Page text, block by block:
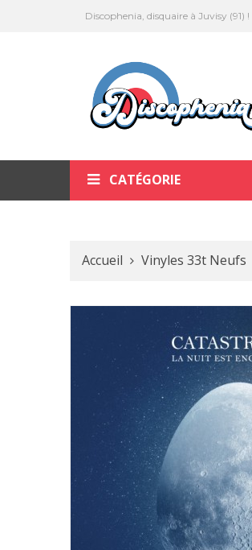
Discophenia, disquaire à Juvisy (91) !
CATÉGORIE
Accueil Vinyles 33t Neufs